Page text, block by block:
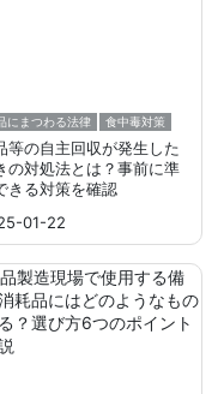
にまつわる法律 食中毒対策
等の自主回収が発生した
の対処法とは？事前に準
きる対策を確認
01-22